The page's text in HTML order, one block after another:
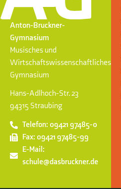
Anton-Bruckner-
Gymnasium
Musisches und
Wirtschaftswissenschaftliches
Gymnasium
Hans-Adlhoch-Str. 23
94315 Straubing
Telefon: 09421 97485-0
Fax: 09421 97485-99
E-Mail:
schule@dasbruckner.de